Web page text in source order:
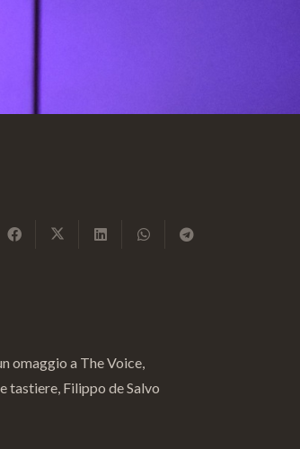
omaggio a The Voice,
tastiere, Filippo de Salvo